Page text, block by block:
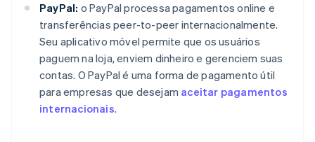
PayPal: o PayPal processa pagamentos online e
transferências peer-to-peer internacionalmente.
Seu aplicativo móvel permite que os usuários
paguem na loja, enviem dinheiro e gerenciem suas
contas. O PayPal é uma forma de pagamento útil
para empresas que desejam aceitar pagamentos
internacionais.